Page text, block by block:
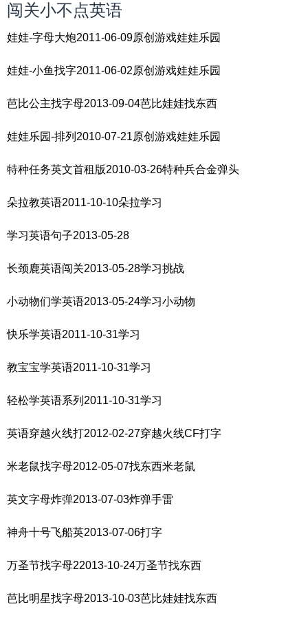
闯关小不点英语
娃娃-字母大炮2011-06-09原创游戏娃娃乐园
娃娃-小鱼找字2011-06-02原创游戏娃娃乐园
芭比公主找字母2013-09-04芭比娃娃找东西
娃娃乐园-排列2010-07-21原创游戏娃娃乐园
特种任务英文首租版2010-03-26特种兵合金弹头
朵拉教英语2011-10-10朵拉学习
学习英语句子2013-05-28
长颈鹿英语闯关2013-05-28学习挑战
小动物们学英语2013-05-24学习小动物
快乐学英语2011-10-31学习
教宝宝学英语2011-10-31学习
轻松学英语系列2011-10-31学习
英语穿越火线打2012-02-27穿越火线CF打字
米老鼠找字母2012-05-07找东西米老鼠
英文字母炸弹2013-07-03炸弹手雷
神舟十号飞船英2013-07-06打字
万圣节找字母22013-10-24万圣节找东西
芭比明星找字母2013-10-03芭比娃娃找东西